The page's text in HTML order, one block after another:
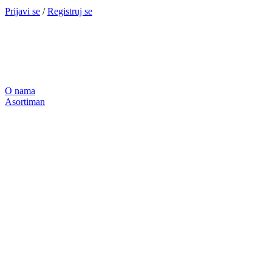
Prijavi se /Registruj se
O nama
Asortiman